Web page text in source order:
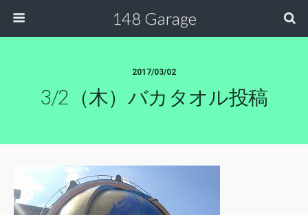
148 Garage
2017/03/02
3/2（木）バカタオル投稿